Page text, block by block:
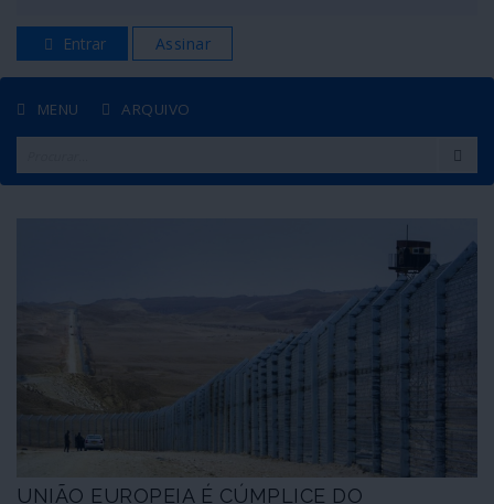
Entrar Assinar
MENU ARQUIVO
UNIÃO EUROPEIA É CÚMPLICE DO